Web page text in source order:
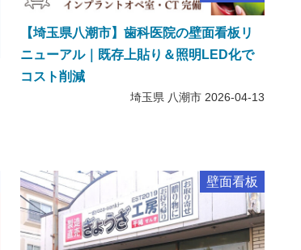
【埼玉県八潮市】歯科医院の壁面看板リ
ニューアル｜既存上貼り＆照明LED化で
コスト削減
埼玉県 八潮市 2026-04-13
壁面看板